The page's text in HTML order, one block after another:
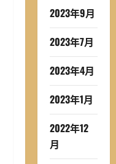
2023年9月
2023年7月
2023年4月
2023年1月
2022年12
月